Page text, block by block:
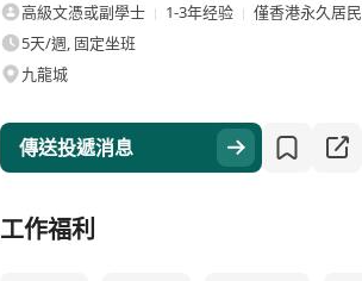
高級文憑或副學士
1-3年经验
僅香港永久居民
5天/週, 固定坐班
九龍城
傳送投遞消息
工作福利